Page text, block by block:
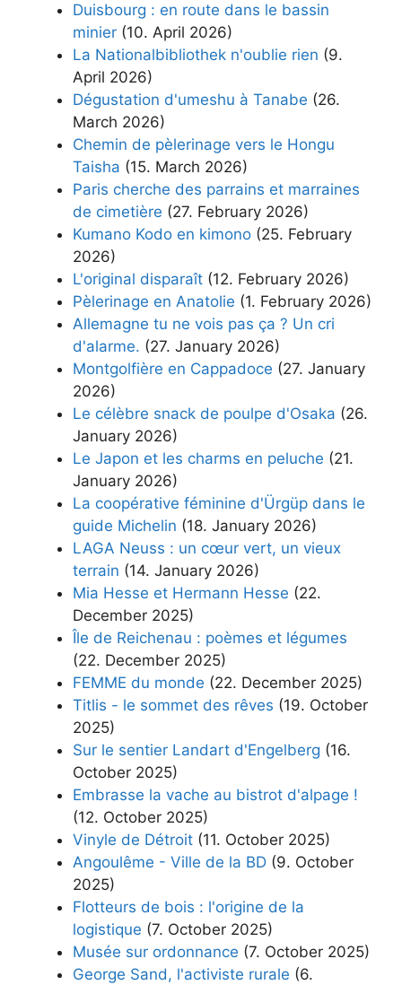
Duisbourg : en route dans le bassin
minier (10. April 2026)
La Nationalbibliothek n'oublie rien (9.
April 2026)
Dégustation d'umeshu à Tanabe (26.
March 2026)
Chemin de pèlerinage vers le Hongu
Taisha (15. March 2026)
Paris cherche des parrains et marraines
de cimetière (27. February 2026)
Kumano Kodo en kimono (25. February
2026)
L'original disparaît (12. February 2026)
Pèlerinage en Anatolie (1. February 2026)
Allemagne tu ne vois pas ça ? Un cri
d'alarme. (27. January 2026)
Montgolfière en Cappadoce (27. January
2026)
Le célèbre snack de poulpe d'Osaka (26.
January 2026)
Le Japon et les charms en peluche (21.
January 2026)
La coopérative féminine d'Ürgüp dans le
guide Michelin (18. January 2026)
LAGA Neuss : un cœur vert, un vieux
terrain (14. January 2026)
Mia Hesse et Hermann Hesse (22.
December 2025)
Île de Reichenau : poèmes et légumes
(22. December 2025)
FEMME du monde (22. December 2025)
Titlis - le sommet des rêves (19. October
2025)
Sur le sentier Landart d'Engelberg (16.
October 2025)
Embrasse la vache au bistrot d'alpage !
(12. October 2025)
Vinyle de Détroit (11. October 2025)
Angoulême - Ville de la BD (9. October
2025)
Flotteurs de bois : l'origine de la
logistique (7. October 2025)
Musée sur ordonnance (7. October 2025)
George Sand, l'activiste rurale (6.